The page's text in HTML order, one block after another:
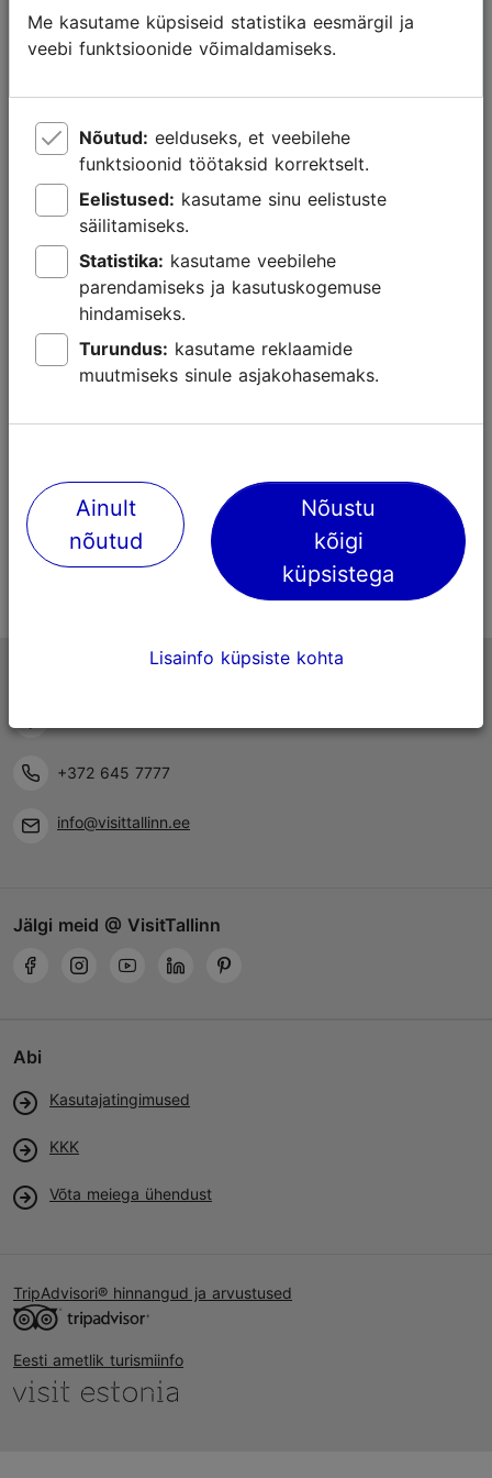
Õues
+372 645 7777
info@visittallinn.ee
Jälgi meid @ VisitTallinn
Abi
Kasutajatingimused
KKK
Võta meiega ühendust
TripAdvisori® hinnangud ja arvustused
Eesti ametlik turismiinfo
Me kasutame küpsiseid statistika eesmärgil ja
veebi funktsioonide võimaldamiseks.
Nõutud:
funktsioonid töötaksid korrektselt.
Eelistused:
säilitamiseks.
Statistika:
parendamiseks ja kasutuskogemuse
hindamiseks.
Turundus:
muutmiseks sinule asjakohasemaks.
Ainult
nõutud
Nõustu
kõigi
küpsistega
Lisainfo küpsiste kohta